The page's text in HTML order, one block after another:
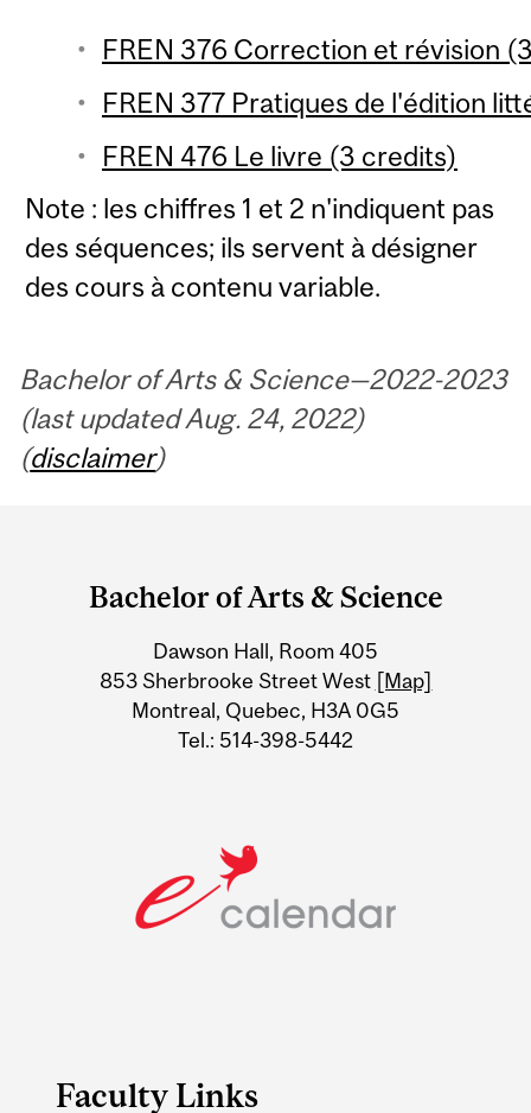
FREN 376 Correction et révision
FREN 377 Pratiques de l'édition
FREN 476 Le livre (3 credits)
Note : les chiffres 1 et 2 n'indiquent pas
des séquences; ils servent à désigner
des cours à contenu variable.
Bachelor of Arts & Science—2022-2023
(last updated Aug. 24, 2022)
(disclaimer)
Information
Bachelor of Arts & Science
Dawson Hall, Room 405
853 Sherbrooke Street West [Map]
Montreal, Quebec, H3A 0G5
Tel.: 514-398-5442
Faculty Links